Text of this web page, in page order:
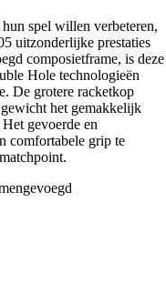
spel willen verbeteren,
uitzonderlijke prestaties
composietframe, is deze
Hole technologieën
De grotere racketkop
het gemakkelijk
gevoerde en
comfortabele grip te